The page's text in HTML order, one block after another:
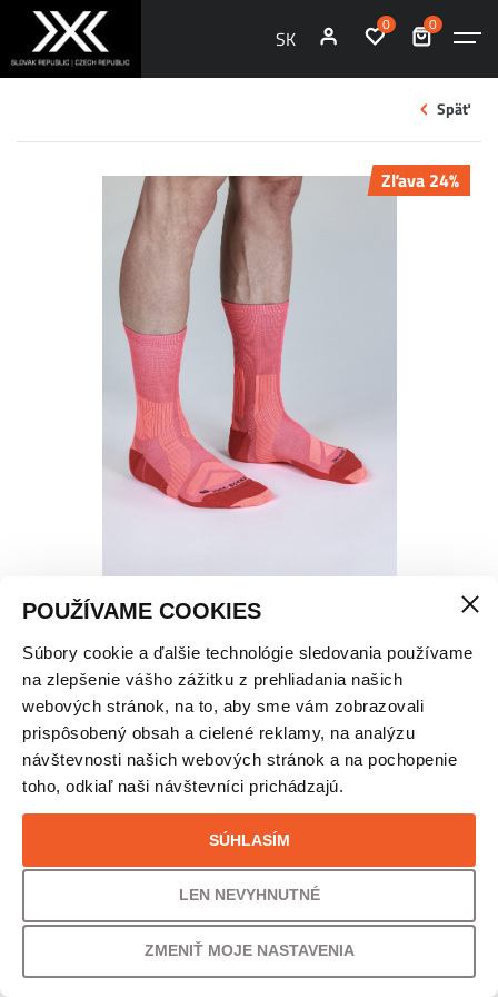
POUŽÍVAME COOKIES
Súbory cookie a ďalšie technológie sledovania používame
na zlepšenie vášho zážitku z prehliadania našich
webových stránok, na to, aby sme vám zobrazovali
prispôsobený obsah a cielené reklamy, na analýzu
návštevnosti našich webových stránok a na pochopenie
toho, odkiaľ naši návštevníci prichádzajú.
SÚHLASÍM
LEN NEVYHNUTNÉ
ZMENIŤ MOJE NASTAVENIA
SK
0 0
Späť
Zľava 24%
X-SOCKS BIKE EXPERT MERINO CREW PONOŽKY
– UNISEX
VEĽKOSŤ
37,00€
UŠETRÍTE
24% /9,00€
VAŠA CENA